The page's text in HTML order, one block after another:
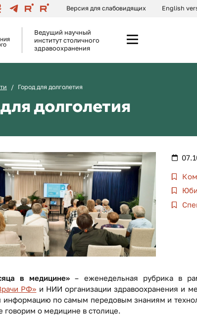
Версия для слабовидящих English
Ведущий научный
институт столичного
здравоохранения
Город для долголетия
долголетия
в медицине» – еженедельная рубрика в
РФ» и НИИ организации здравоохранения и
информацию по самым передовым знаниям и
говорим о медицине в столице.